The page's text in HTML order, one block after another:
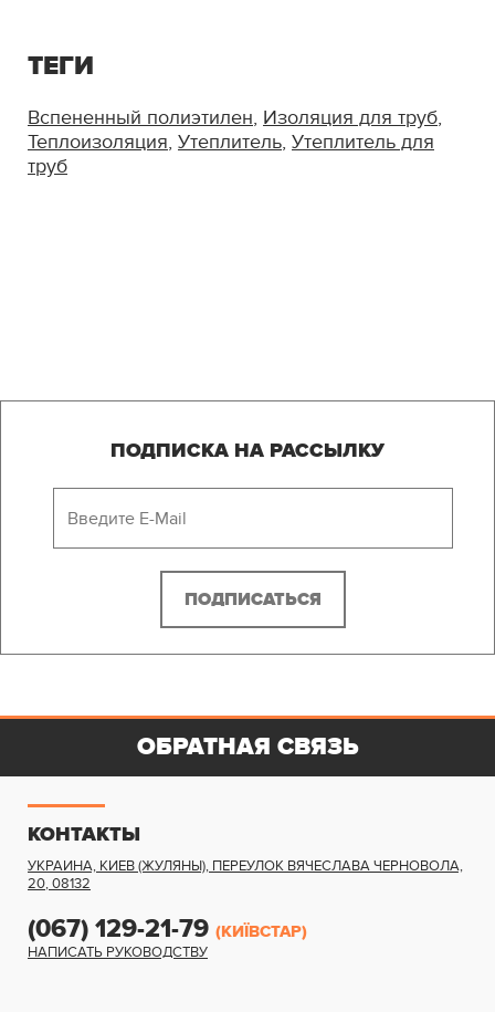
ТЕГИ
Вспененный полиэтилен, Изоляция для труб,
Теплоизоляция, Утеплитель, Утеплитель для
труб
ПОДПИСКА НА РАССЫЛКУ
КОНТАКТЫ
УКРАИНА, КИЕВ (ЖУЛЯНЫ), ПЕРЕУЛОК ВЯЧЕСЛАВА ЧЕРНОВОЛА,
20,08132
(067) 129-21-79 (КИЇВСТАР)
НАПИСАТЬ РУКОВОДСТВУ
ОБРАТНАЯ СВЯЗЬ